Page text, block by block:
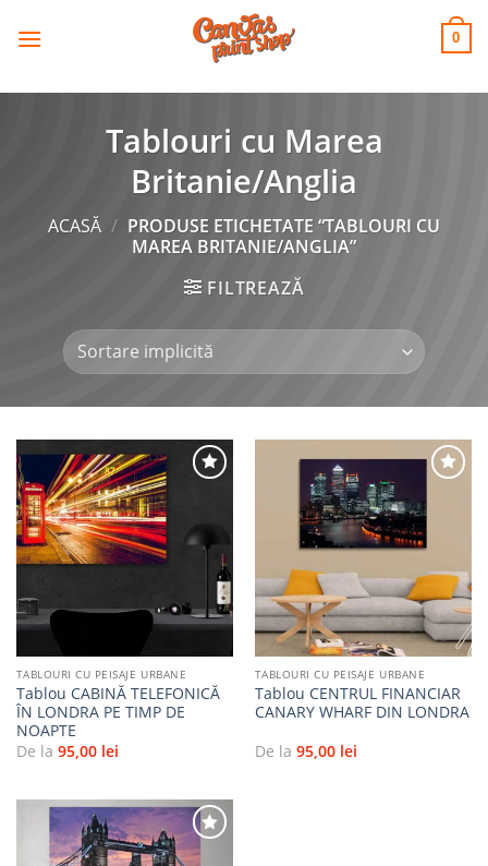
CANVAS
PRINT SHOP 0
Tablouri cu Marea
Britanie/Anglia
ACASĂ / PRODUSE ETICHETATE “TABLOURI CU
MAREA BRITANIE/ANGLIA”
FILTREAZĂ
la
favorite
TABLOURI CU PEISAJE URBANE
Tablou CABINĂ TELEFONICĂ
ÎN LONDRA PE TIMP DE
NOAPTE
De la 95,00 lei
Adaugă
TABLOURI CU PEISAJE URBANE
Tablou CENTRUL FINANCIAR
CANARY WHARF DIN LONDRA
De la 95,00 lei